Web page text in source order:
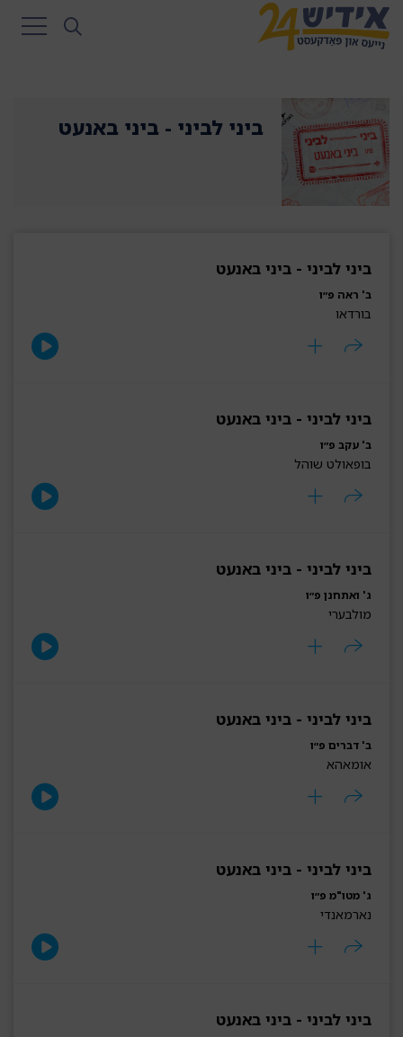
ביני לביני - ביני באנעט
ביני לביני - ביני באנעט
ב' ראה פ״ו
בורדאו
ביני לביני - ביני באנעט
ב' עקב פ״ו
בופאולט שוהל
ביני לביני - ביני באנעט
ג' ואתחנן פ״ו
מולבערי
ביני לביני - ביני באנעט
ב' דברים פ״ו
אומאהא
ביני לביני - ביני באנעט
ג' מטו"מ פ״ו
נארמאנדי
ביני לביני - ביני באנעט